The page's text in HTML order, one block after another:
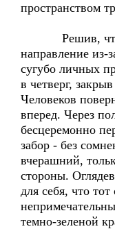
пространством
Решив, что
направление из-
сугубо личных
в четверг,
Человеков
вперед. Через
бесцеремонно
забор - без
вчерашний,
стороны.
для себя, что
темно-зеленой